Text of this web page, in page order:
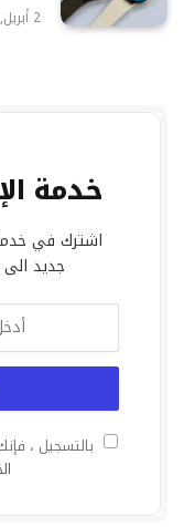
2 أبريل, 2024
خدمة
اشترك في
جديد الى
بالتسجيل ،